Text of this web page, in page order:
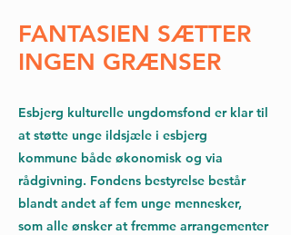
FANTASIEN SÆTTER
INGEN GRÆNSER
Esbjerg kulturelle ungdomsfond er klar til
at støtte unge ildsjæle i esbjerg
kommune både økonomisk og via
rådgivning. Fondens bestyrelse består
blandt andet af fem unge mennesker,
som alle ønsker at fremme arrangementer